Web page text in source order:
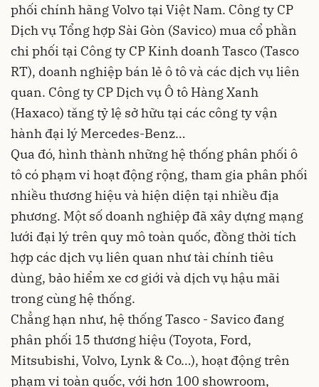
phối chính hãng Volvo tại Việt Nam. Công ty CP
Dịch vụ Tổng hợp Sài Gòn (Savico) mua cổ phần
chi phối tại Công ty CP Kinh doanh Tasco (Tasco
RT), doanh nghiệp bán lẻ ô tô và các dịch vụ liên
quan. Công ty CP Dịch vụ Ô tô Hàng Xanh
(Haxaco) tăng tỷ lệ sở hữu tại các công ty vận
hành đại lý Mercedes-Benz…
Qua đó, hình thành những hệ thống phân phối ô
tô có phạm vi hoạt động rộng, tham gia phân phối
nhiều thương hiệu và hiện diện tại nhiều địa
phương. Một số doanh nghiệp đã xây dựng mạng
lưới đại lý trên quy mô toàn quốc, đồng thời tích
hợp các dịch vụ liên quan như tài chính tiêu
dùng, bảo hiểm xe cơ giới và dịch vụ hậu mãi
trong cùng hệ thống.
Chẳng hạn như, hệ thống Tasco - Savico đang
phân phối 15 thương hiệu (Toyota, Ford,
Mitsubishi, Volvo, Lynk & Co…), hoạt động trên
phạm vi toàn quốc, với hơn 100 showroom,